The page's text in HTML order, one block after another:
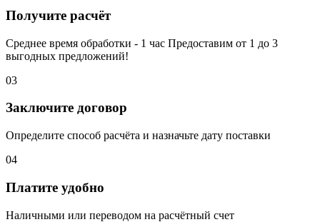
Получите расчёт
Среднее время обработки - 1 час Предоставим от 1 до 3
выгодных предложений!
03
Заключите договор
Определите способ расчёта и назначьте дату поставки
04
Платите удобно
Наличными или переводом на расчётный счет